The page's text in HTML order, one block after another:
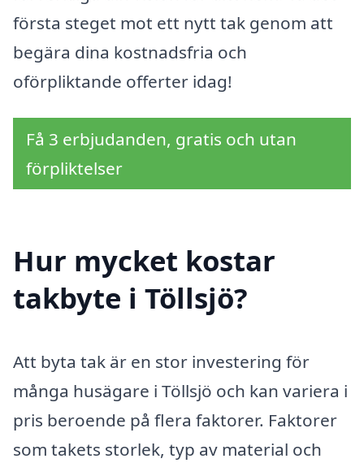
första steget mot ett nytt tak genom att
begära dina kostnadsfria och
oförpliktande offerter idag!
Få 3 erbjudanden, gratis och utan
förpliktelser
Hur mycket kostar
takbyte i Töllsjö?
Att byta tak är en stor investering för
många husägare i Töllsjö och kan variera i
pris beroende på flera faktorer. Faktorer
som takets storlek, typ av material och